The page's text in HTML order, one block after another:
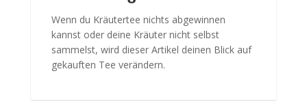
Wenn du Kräutertee nichts abgewinnen
kannst oder deine Kräuter nicht selbst
sammelst, wird dieser Artikel deinen Blick auf
gekauften Tee verändern.